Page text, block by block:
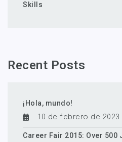
Skills
Recent Posts
¡Hola, mundo!
10 de febrero de 2023
Career Fair 2015: Over 500